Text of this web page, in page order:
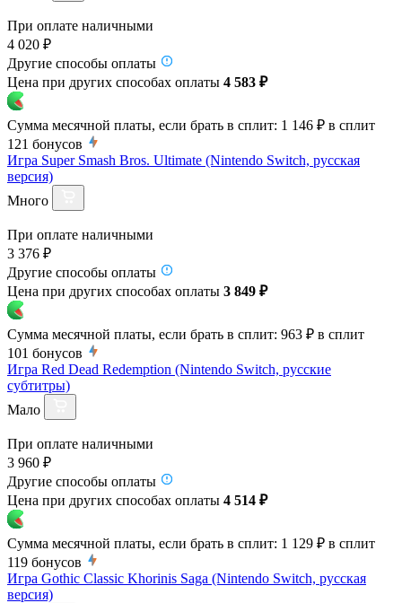
При оплате наличными
4 020 ₽
Другие способы оплаты
Цена при других способах оплаты 4 583 ₽
Сумма месячной платы, если брать в сплит: 1 146 ₽ в сплит
121 бонусов
Игра Super Smash Bros. Ultimate (Nintendo Switch, русская
версия)
Много
При оплате наличными
3 376 ₽
Другие способы оплаты
Цена при других способах оплаты 3 849 ₽
Сумма месячной платы, если брать в сплит: 963 ₽ в сплит
101 бонусов
Игра Red Dead Redemption (Nintendo Switch, русские
субтитры)
Мало
При оплате наличными
3 960 ₽
Другие способы оплаты
Цена при других способах оплаты 4 514 ₽
Сумма месячной платы, если брать в сплит: 1 129 ₽ в сплит
119 бонусов
Игра Gothic Classic Khorinis Saga (Nintendo Switch, русская
версия)